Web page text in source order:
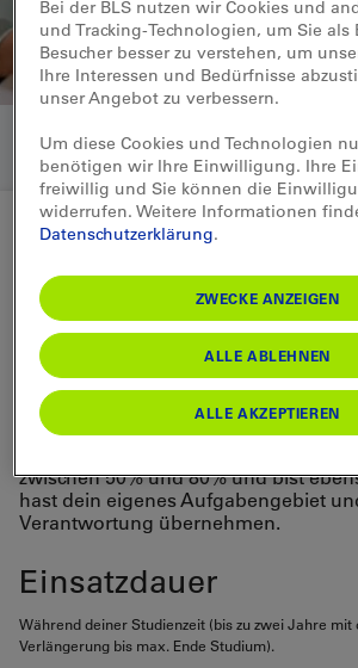
Dein erlerntes Wissen direkt
Arbeitsalltag transferieren?
zwischen 50% und 80% und bist
hast dein eigenes Aufgabengebiet
Verantwortung übernehmen.
Einsatzdauer
Während deiner Studienzeit (bis zu zwei Jahre mit
Verlängerung bis max. Ende Studium).
Bei der BLS nutzen wir Cookies und
und Tracking-Technologien, um Sie als
Besucher besser zu verstehen, um
Ihre Interessen und Bedürfnisse
unser Angebot zu verbessern.
Um diese Cookies und Technologien
benötigen wir Ihre Einwilligung. Ihre
freiwillig und Sie können die
widerrufen. Weitere Informationen
Datenschutzerklärung.
ZWECKE ANZEIGEN
ALLE ABLEHNEN
ALLE AKZEPTIEREN